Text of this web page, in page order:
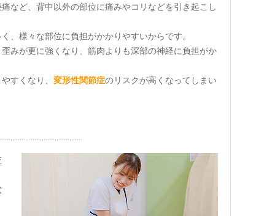
など、背中以外の部位に痛みやコリなどを引き起こし
、様々な部位に負担がかかりやすいからです。
みが更に強くなり、筋肉よりも深部の神経に負担がか
すくなり、 変形性関節症のリスクが高くなってしまい